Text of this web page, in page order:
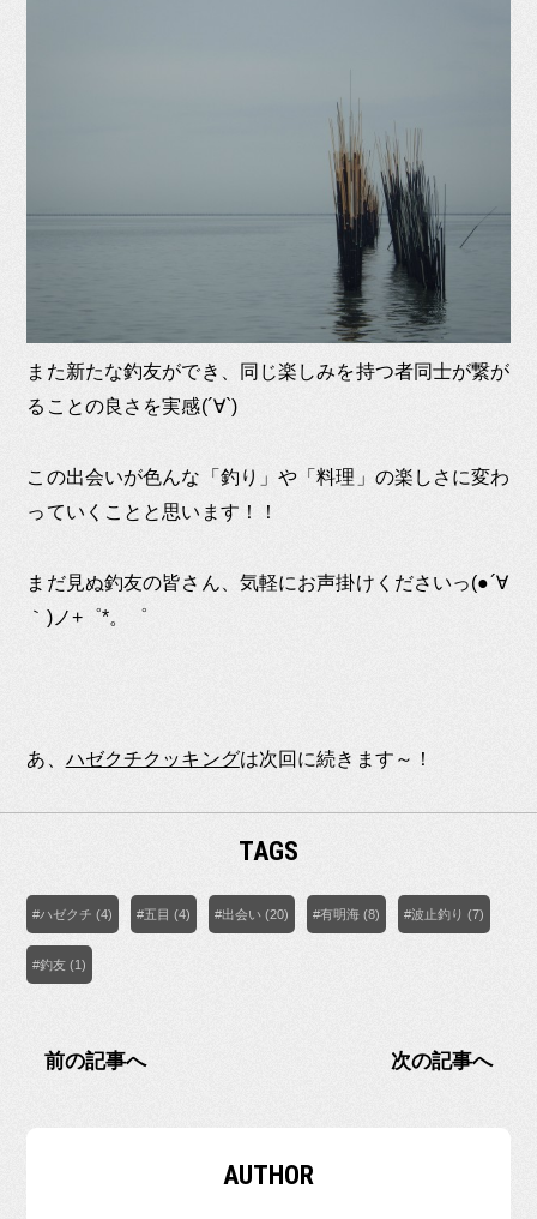
また新たな釣友ができ、同じ楽しみを持つ者同士が繋が
ることの良さを実感(´∀`)
この出会いが色んな「釣り」や「料理」の楽しさに変わ
っていくことと思います！！
まだ見ぬ釣友の皆さん、気軽にお声掛けくださいっ(●´∀
｀)ノ+゜*。゜
あ、 ハゼクチクッキングは次回に続きます～！
TAGS
#ハゼクチ (4) #五目 (4) #出会い (20) #有明海 (8) #波止釣り (7)
#釣友 (1)
前の記事へ 次の記事へ
AUTHOR